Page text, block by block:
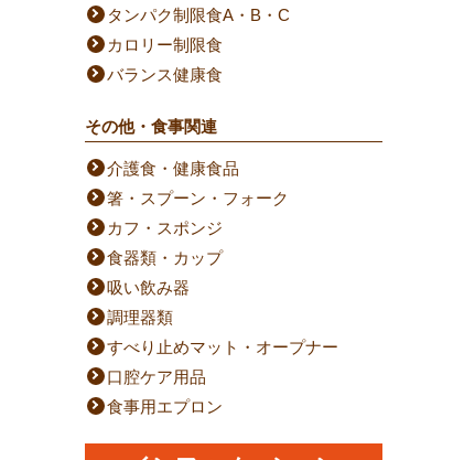
タンパク制限食A・B・C
カロリー制限食
バランス健康食
その他・食事関連
介護食・健康食品
箸・スプーン・フォーク
カフ・スポンジ
食器類・カップ
吸い飲み器
調理器類
すべり止めマット・オープナー
口腔ケア用品
食事用エプロン